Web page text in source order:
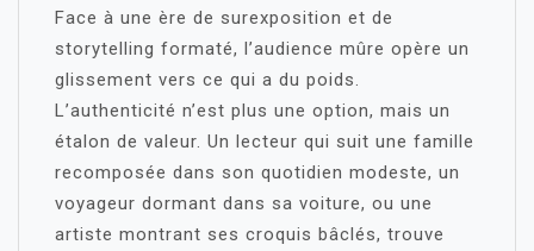
Face à une ère de surexposition et de
storytelling formaté, l’audience mûre opère un
glissement vers ce qui a du poids.
L’authenticité n’est plus une option, mais un
étalon de valeur. Un lecteur qui suit une famille
recomposée dans son quotidien modeste, un
voyageur dormant dans sa voiture, ou une
artiste montrant ses croquis bâclés, trouve